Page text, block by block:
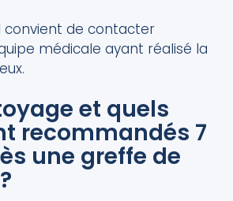
convient de contacter
médicale ayant réalisé la
et quels
recommandés 7
une greffe de